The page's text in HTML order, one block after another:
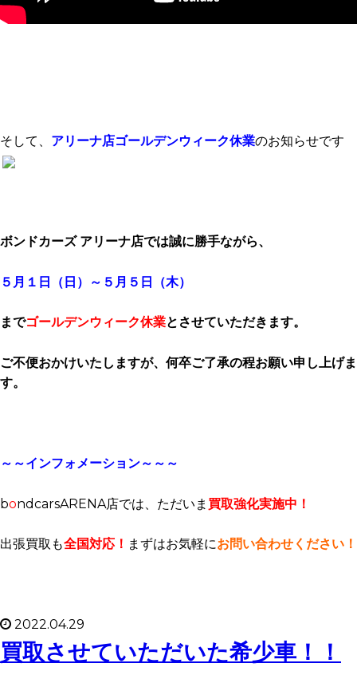
そして、 アリーナ店ゴールデンウィーク休業のお知らせです
ボンドカーズ アリーナ店では誠に勝手ながら、
５月１日（日）～５月５日（木）
までゴールデンウィーク休業とさせていただきます。
ご不便おかけいたしますが、何卒ご了承の程お願い申し上げま
す。
～～インフォメーション～～～
bondcarsARENA店では、ただいま 買取強化実施中！
出張買取も全国対応！ まずはお気軽にお問い合わせください！
2022.04.29
買取させていただいた希少車！！